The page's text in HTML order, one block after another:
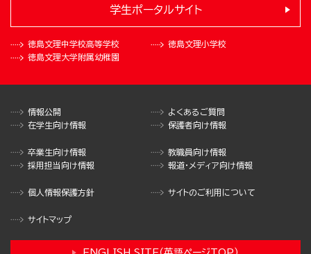
徳島文理中学校高等学校
徳島文理小学校
徳島文理大学附属幼稚園
学生ポータルサイト
情報公開
よくあるご質問
在学生向け情報
保護者向け情報
卒業生向け情報
教職員向け情報
採用担当向け情報
報道・メディア向け情報
個人情報保護方針 サイトのご利用について
サイトマップ